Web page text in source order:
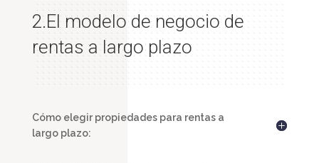
2.El modelo de negocio de
rentas a largo plazo
Cómo elegir propiedades para rentas a
largo plazo: